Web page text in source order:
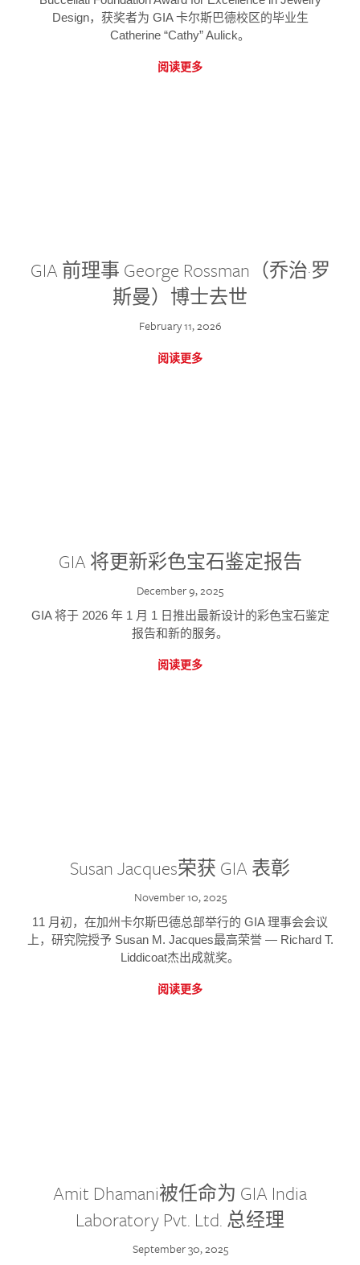
Design，获奖者为 GIA 卡尔斯巴德校区的毕业生
Catherine “Cathy” Aulick。
阅读更多
GIA 前理事 George Rossman（乔治·罗
斯曼）博士去世
February 11, 2026
阅读更多
GIA 将更新彩色宝石鉴定报告
December 9, 2025
GIA 将于 2026 年 1 月 1 日推出最新设计的彩色宝石鉴定
报告和新的服务。
阅读更多
Susan Jacques荣获 GIA 表彰
November 10, 2025
11 月初，在加州卡尔斯巴德总部举行的 GIA 理事会会议
上，研究院授予 Susan M. Jacques最高荣誉 — Richard T.
Liddicoat杰出成就奖。
阅读更多
Amit Dhamani被任命为 GIA India
Laboratory Pvt. Ltd. 总经理
September 30, 2025